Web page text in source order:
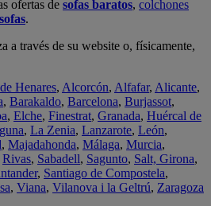
ofertas de sofas baratos, colchones
.
a través de su website o, físicamente,
Henares, Alcorcón, Alfafar, Alicante,
, Barakaldo, Barcelona, Burjassot,
, Elche, Finestrat, Granada, Huércal de
, La Zenia, Lanzarote, León,
, Majadahonda, Málaga, Murcia,
Rivas, Sabadell, Sagunto, Salt, Girona,
, Santiago de Compostela,
, Viana, Vilanova i la Geltrú, Zaragoza